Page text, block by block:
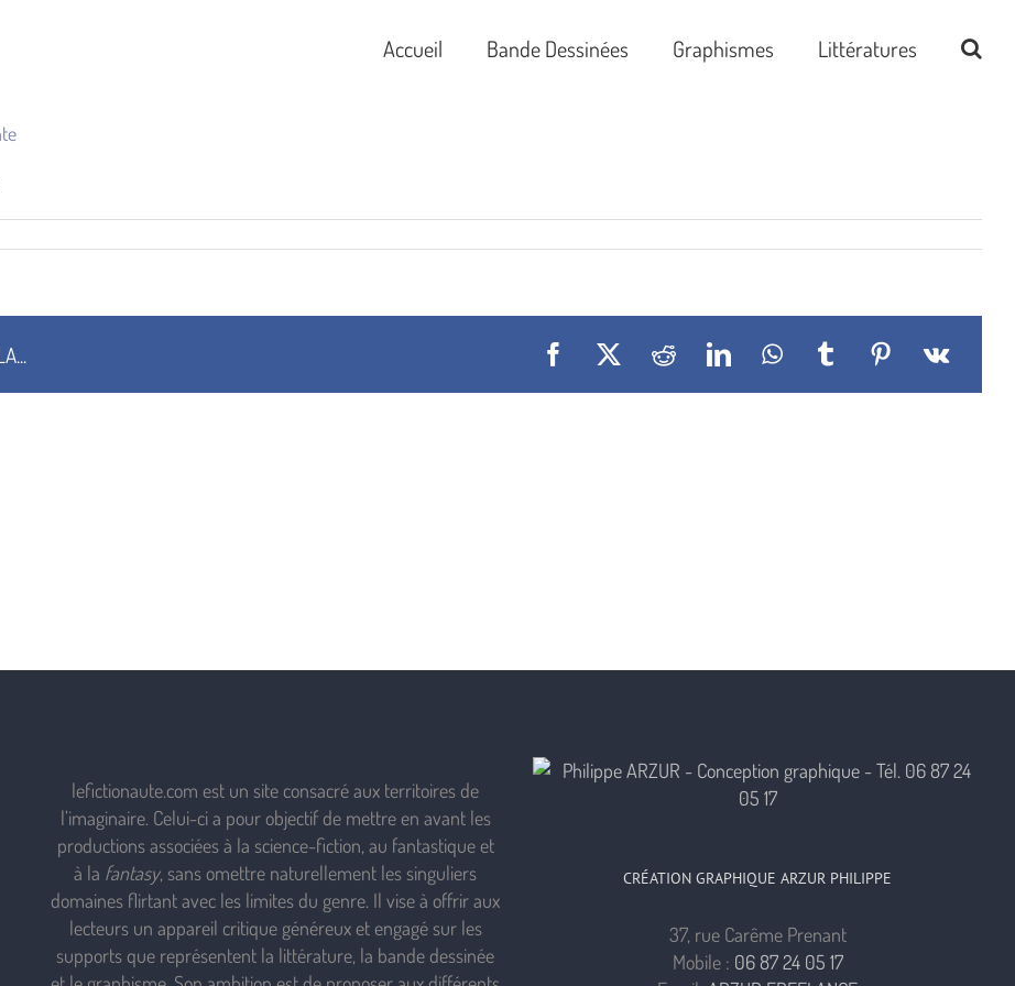
Accueil Bande Dessinées Graphismes Littératures
Facebook
X RedditLinkedInWhatsApp
TumblrPinterest
Vk
lefictionaute.com est un site consacré aux territoires de
l’imaginaire. Celui-ci a pour objectif de mettre en avant les
productions associées à la science-fiction, au fantastique et
à la fantasy, sans omettre naturellement les singuliers
domaines flirtant avec les limites du genre. Il vise à offrir aux
lecteurs un appareil critique généreux et engagé sur les
supports que représentent la littérature, la bande dessinée
CRÉATION GRAPHIQUE ARZUR PHILIPPE
37, rue Carême Prenant
Mobile : 06 87 24 05 17